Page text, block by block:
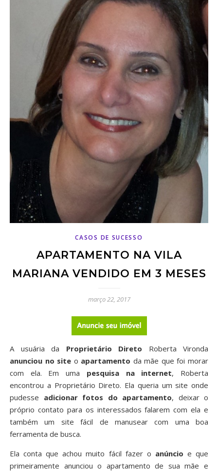
CASOS DE SUCESSO
APARTAMENTO NA VILA
MARIANA VENDIDO EM 3 MESES
março 22, 2017
A usuária da Proprietário Direto Roberta Vironda
anunciou no site o apartamento da mãe que foi morar
com ela. Em uma pesquisa na internet, Roberta
encontrou a Proprietário Direto. Ela queria um site onde
pudesse adicionar fotos do apartamento, deixar o
próprio contato para os interessados falarem com ela e
também um site fácil de manusear com uma boa
ferramenta de busca.
Ela conta que achou muito fácil fazer o anúncio e que
primeiramente anunciou o apartamento de sua mãe e